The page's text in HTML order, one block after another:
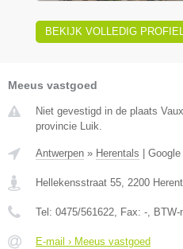
BEKIJK VOLLEDIG
Meeus vastgoed
Niet gevestigd in de plaats
provincie Luik.
Antwerpen » Herentals
Hellekensstraat 55, 2200
Tel: 0475/561622, Fax: -, BTW-
E-mail › Meeus vastgoed